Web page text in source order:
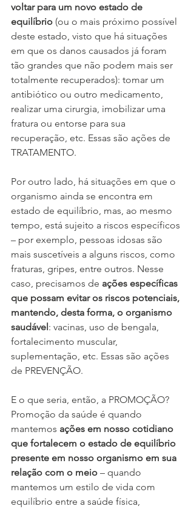
voltar para um novo estado de
equilíbrio (ou o mais próximo possível
deste estado, visto que há situações
em que os danos causados já foram
tão grandes que não podem mais ser
totalmente recuperados): tomar um
antibiótico ou outro medicamento,
realizar uma cirurgia, imobilizar uma
fratura ou entorse para sua
recuperação, etc. Essas são ações de
TRATAMENTO.
Por outro lado, há situações em que o
organismo ainda se encontra em
estado de equilíbrio, mas, ao mesmo
tempo, está sujeito a riscos específicos
– por exemplo, pessoas idosas são
mais suscetíveis a alguns riscos, como
fraturas, gripes, entre outros. Nesse
caso, precisamos de ações específicas
que possam evitar os riscos potenciais,
mantendo, desta forma, o organismo
saudável: vacinas, uso de bengala,
fortalecimento muscular,
suplementação, etc. Essas são ações
de PREVENÇÃO.
E o que seria, então, a PROMOÇÃO?
Promoção da saúde é quando
mantemos ações em nosso cotidiano
que fortalecem o estado de equilíbrio
presente em nosso organismo em sua
relação com o meio – quando
mantemos um estilo de vida com
equilíbrio entre a saúde física,